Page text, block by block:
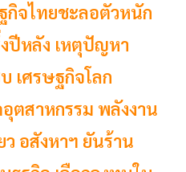
กิจไทยชะลอตัวหนัก
ปีหลัง เหตุปัญหา
เศรษฐกิจโลก
ตสาหกรรม พลังงาน
อสังหาฯ ยันร้าน